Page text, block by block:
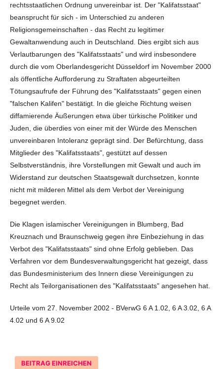
rechtsstaatlichen Ordnung unvereinbar ist. Der "Kalifatsstaat"
beansprucht für sich - im Unterschied zu anderen
Religionsgemeinschaften - das Recht zu legitimer
Gewaltanwendung auch in Deutschland. Dies ergibt sich aus
Verlautbarungen des "Kalifatsstaats" und wird insbesondere
durch die vom Oberlandesgericht Düsseldorf im November 2000
als öffentliche Aufforderung zu Straftaten abgeurteilten
Tötungsaufrufe der Führung des "Kalifatsstaats" gegen einen
"falschen Kalifen" bestätigt. In die gleiche Richtung weisen
diffamierende Äußerungen etwa über türkische Politiker und
Juden, die überdies von einer mit der Würde des Menschen
unvereinbaren Intoleranz geprägt sind. Der Befürchtung, dass
Mitglieder des "Kalifatsstaats", gestützt auf dessen
Selbstverständnis, ihre Vorstellungen mit Gewalt und auch im
Widerstand zur deutschen Staatsgewalt durchsetzen, konnte
nicht mit milderen Mittel als dem Verbot der Vereinigung
begegnet werden.
Die Klagen islamischer Vereinigungen in Blumberg, Bad
Kreuznach und Braunschweig gegen ihre Einbeziehung in das
Verbot des "Kalifatsstaats" sind ohne Erfolg geblieben. Das
Verfahren vor dem Bundesverwaltungsgericht hat gezeigt, dass
das Bundesministerium des Innern diese Vereinigungen zu
Recht als Teilorganisationen des "Kalifatsstaats" angesehen hat.
Urteile vom 27. November 2002 - BVerwG 6 A 1.02, 6 A 3.02, 6 A
4.02 und 6 A 9.02
BEITRAG EINREICHEN